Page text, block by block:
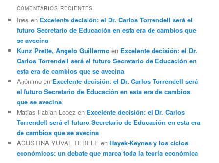
COMENTARIOS RECIENTES
Ines en Excelente decisión: el Dr. Carlos Torrendell será el
futuro Secretario de Educación en esta era de cambios que
se avecina
Kunz Prette, Angelo Guillermo en Excelente decisión: el Dr.
Carlos Torrendell será el futuro Secretario de Educación en
esta era de cambios que se avecina
Anónimo en Excelente decisión: el Dr. Carlos Torrendell será
el futuro Secretario de Educación en esta era de cambios
que se avecina
Matias Fabian Lopez en Excelente decisión: el Dr. Carlos
Torrendell será el futuro Secretario de Educación en esta era
de cambios que se avecina
AGUSTINA YUVAL TEBELE enHayek-Keynes y los ciclos
económicos: un debate que marca toda la teoría económica